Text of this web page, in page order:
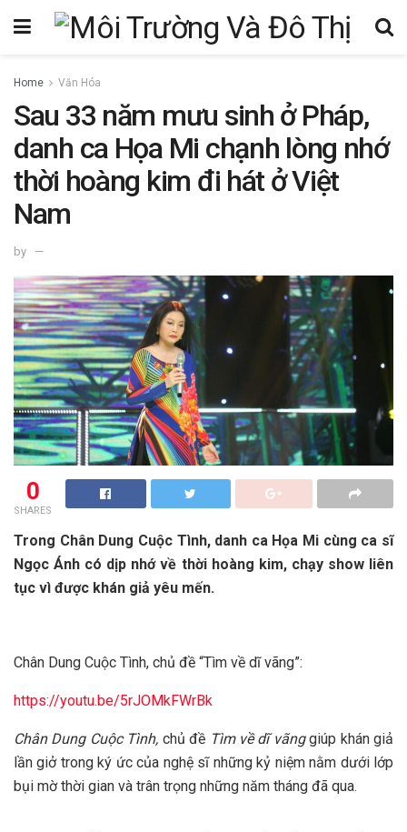
Home Văn Hóa
Sau 33 năm mưu sinh ở Pháp,
danh ca Họa Mi chạnh lòng nhớ
thời hoàng kim đi hát ở Việt
Nam
by
0
SHARES
Trong Chân Dung Cuộc Tình, danh ca Họa Mi cùng ca sĩ
Ngọc Ánh có dịp nhớ về thời hoàng kim, chạy show liên
tục vì được khán giả yêu mến.
Chân Dung Cuộc Tình, chủ đề “Tìm về dĩ vãng”:
https://youtu.be/5rJOMkFWrBk
Chân Dung Cuộc Tình, chủ đề Tìm về dĩ vãnggiúp khán giả
lần giở trong ký ức của nghệ sĩ những kỷ niệm nằm dưới lớp
bụi mờ thời gian và trân trọng những năm tháng đã qua.